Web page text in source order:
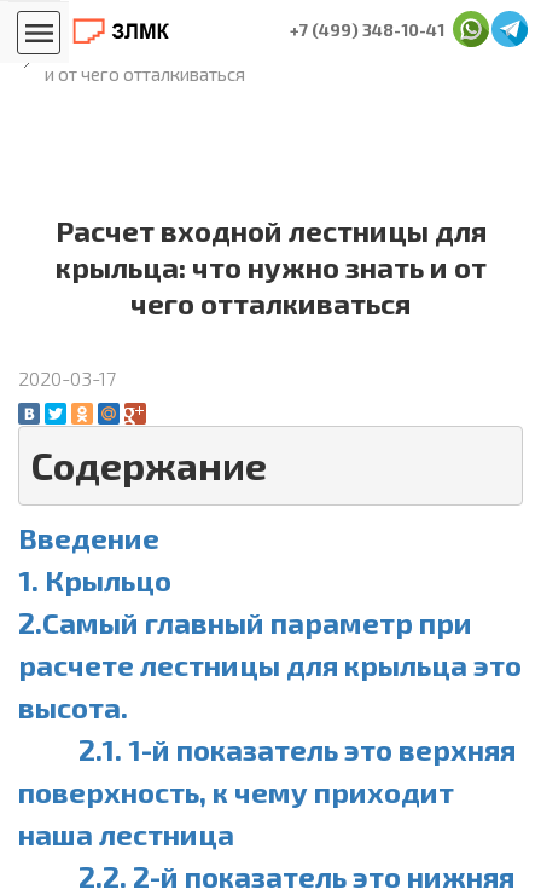
+7 (499) 348-10-41
Главная
Блог лестничников
Расчет входной лестницы для крыльца: что нужно знать
и от чего отталкиваться
Расчет входной лестницы для
крыльца: что нужно знать и от
чего отталкиваться
2020-03-17
Содержание
Введение
1. Крыльцо
2.Самый главный параметр при
расчете лестницы для крыльца это
высота.
2.1. 1-й показатель это верхняя
поверхность, к чему приходит
наша лестница
2.2. 2-й показатель это нижняя